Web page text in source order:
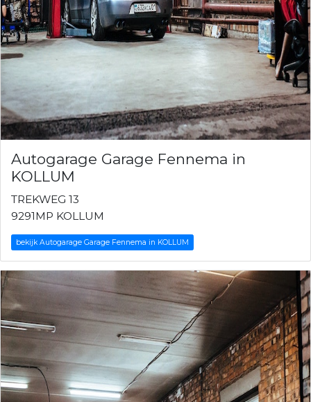
Autogarage Garage Fennema in
KOLLUM
TREKWEG 13
9291MP KOLLUM
bekijk Autogarage Garage Fennema in KOLLUM